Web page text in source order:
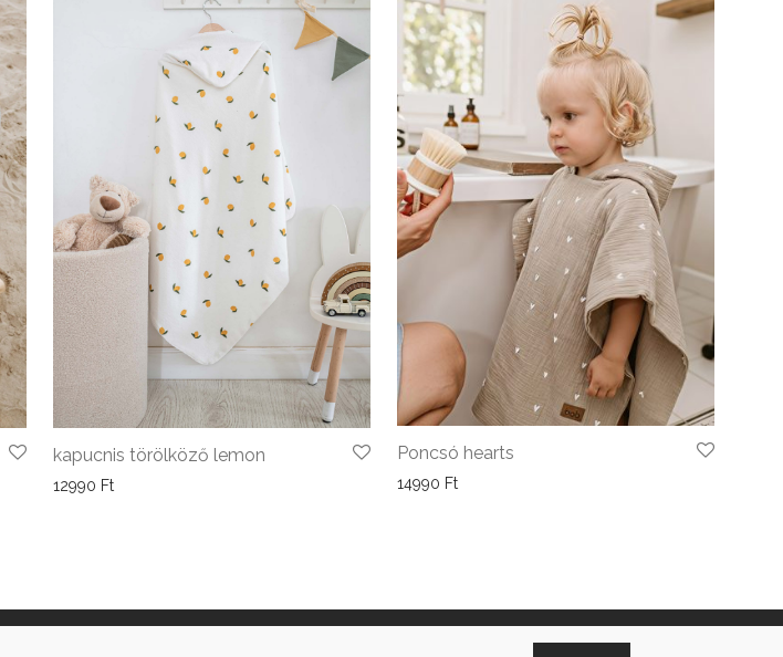
kapucnis törölköző lemon
12990 Ft
Poncsó hearts
14990 Ft